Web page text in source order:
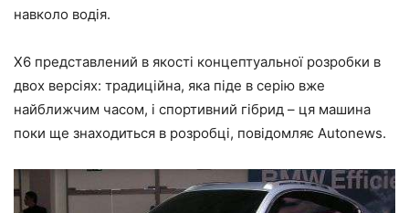
навколо водія.
X6 представлений в якості концептуальної розробки в
двох версіях: традиційна, яка піде в серію вже
найближчим часом, і спортивний гібрид – ця машина
поки ще знаходиться в розробці, повідомляє Autonews.